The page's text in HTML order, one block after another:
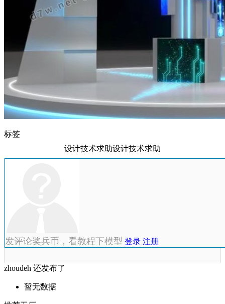
标签
设计技术求助设计技术求助
发评论奖兵币，看教程下模型 登录 注册
zhoudeh 还发布了
暂无数据